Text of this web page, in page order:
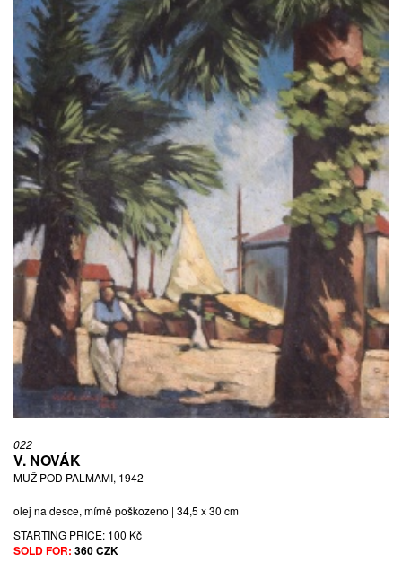
022
V. NOVÁK
MUŽ POD PALMAMI, 1942
olej na desce, mírně poškozeno | 34,5 x 30 cm
STARTING PRICE: 100 Kč
SOLD FOR: 360 CZK